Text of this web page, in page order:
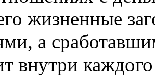
жизненные
а
внутри